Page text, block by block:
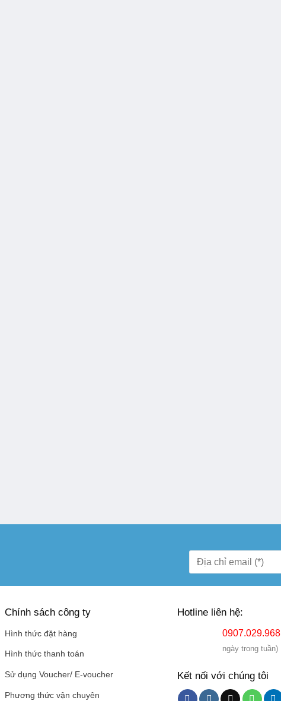
Chính sách công ty
Hình thức đặt hàng
Hình thức thanh toán
Sử dụng Voucher/ E-voucher
Phương thức vận chuyên
Hotline liên hệ:
0907.029.968
ngày trong tuần)
Kết nối với chúng tôi